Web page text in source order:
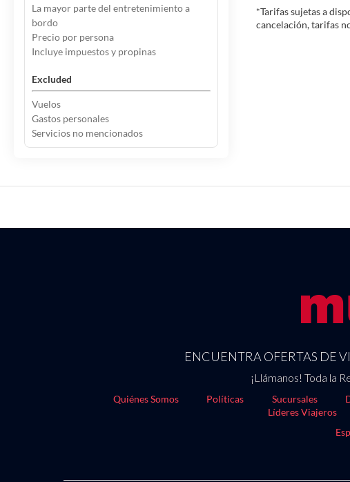
*Tarifas sujetas a
cancelación, tarifas
La mayor parte del entretenimiento a
bordo
Precio por persona
Incluye impuestos y propinas
Excluded
Vuelos
Gastos personales
Servicios no mencionados
ENCUENTRA OFERTAS DE
¡Llámanos! Toda la
Quiénes Somos Políticas Sucursales
Líderes Viajeros